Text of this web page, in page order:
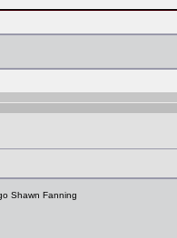
Shawn Fanning